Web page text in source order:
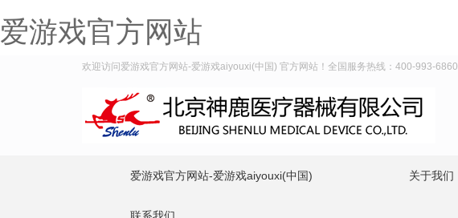
爱游戏官方网站
欢迎访问爱游戏官方网站-爱游戏aiyouxi(中国) 官方网站！全国服务热线：400-993-6860
爱游戏官方网站-爱游戏aiyouxi(中国) 关于我们